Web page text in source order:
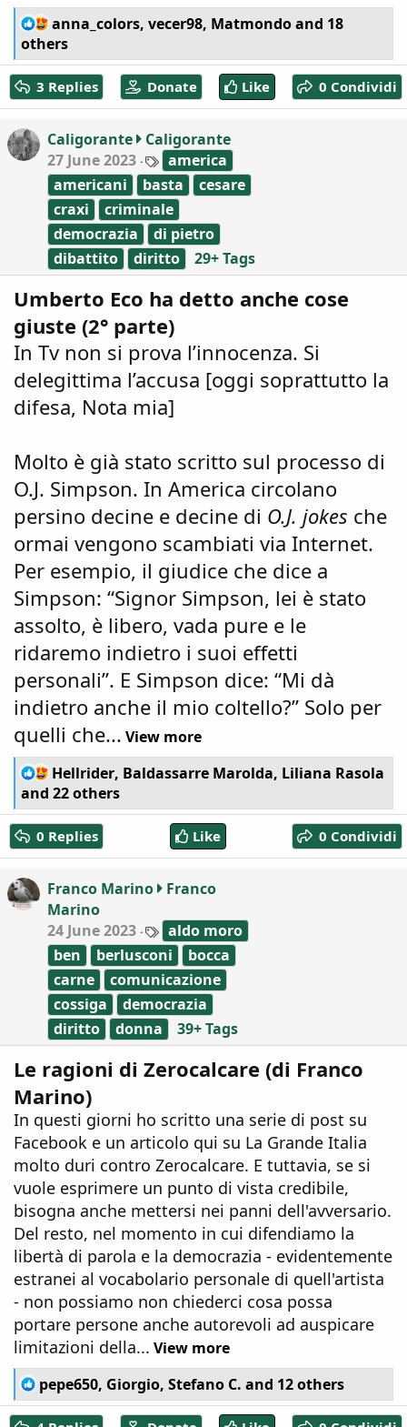
R
e
a
c
t
i
n
s
:
anna_colors, vecer98, Matmondoand 18
others
3 Replies Donate Like 0 Condividi
Caligorante
Caligorante
27 June 2023
T
a
g
s
america
americani
basta
cesare
craxi
criminale
democrazia
di pietro
dibattito
diritto 29+ Tags
Umberto Eco ha detto anche cose
giuste (2° parte)
In Tv non si prova l’innocenza. Si
delegittima l’accusa [oggi soprattutto la
difesa, Nota mia]
Molto è già stato scritto sul processo di
O.J. Simpson. In America circolano
persino decine e decine di O.J. jokes che
ormai vengono scambiati via Internet.
Per esempio, il giudice che dice a
Simpson: “Signor Simpson, lei è stato
assolto, è libero, vada pure e le
ridaremo indietro i suoi effetti
personali”. E Simpson dice: “Mi dà
indietro anche il mio coltello?” Solo per
quelli che... View more
R
e
a
c
t
i
n
s
:
Hellrider, Baldassarre Marolda, Liliana Rasola
and 22 others
0 Replies Like 0 Condividi
Franco Marino
Franco
Marino
24 June 2023
T
a
g
s
aldo moro
ben
berlusconi
bocca
carne
comunicazione
cossiga
democrazia
diritto
donna 39+ Tags
Le ragioni di Zerocalcare (di Franco
Marino)
In questi giorni ho scritto una serie di post su
Facebook e un articolo qui su La Grande Italia
molto duri contro Zerocalcare. E tuttavia, se si
vuole esprimere un punto di vista credibile,
bisogna anche mettersi nei panni dell'avversario.
Del resto, nel momento in cui difendiamo la
libertà di parola e la democrazia - evidentemente
estranei al vocabolario personale di quell'artista
- non possiamo non chiederci cosa possa
portare persone anche autorevoli ad auspicare
limitazioni della... View more
R
e
a
pepe650, Giorgio, Stefano C. and 12 others